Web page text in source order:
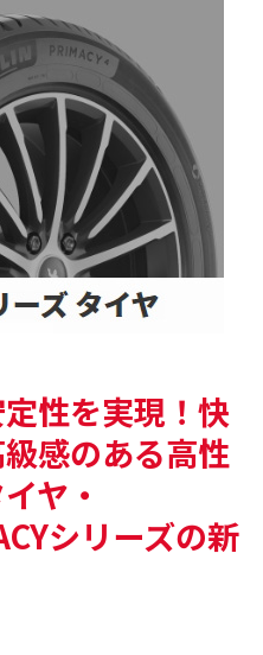
性を実現！快
感のある高性
ヤ・
シリーズの新